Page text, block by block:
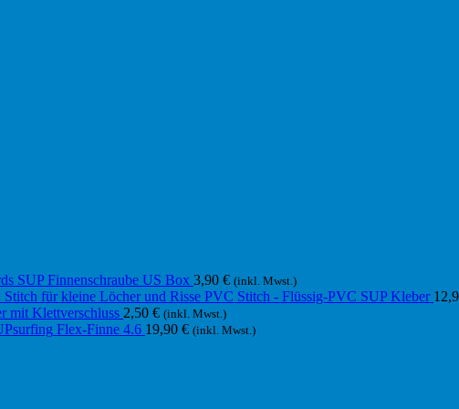
SUP Finnenschraube US Box 3,90 € (inkl. Mwst.)
PVC Stitch - Flüssig-PVC SUP Kleber
mit Klettverschluss 2,50 € (inkl. Mwst.)
Flex-Finne 4.6 19,90 € (inkl. Mwst.)